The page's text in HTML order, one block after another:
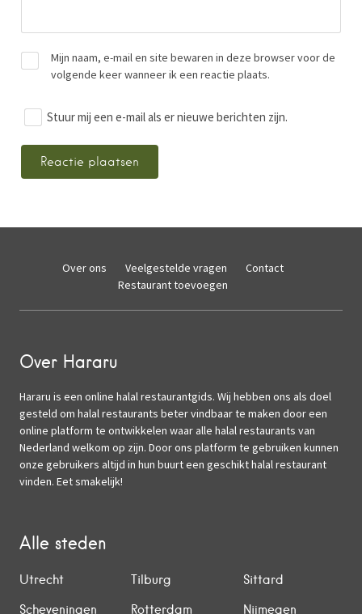
Mijn naam, e-mail en site bewaren in deze browser voor de
volgende keer wanneer ik een reactie plaats.
Stuur mij een e-mail als er nieuwe berichten zijn.
Over ons Veelgestelde vragen
Contact
Restaurant toevoegen
Over Hararu
Hararu is een online halal restaurantgids. Wij hebben ons als doel
gesteld om halal restaurants beter vindbaar te maken door een
online platform te ontwikkelen waar alle halal restaurants van
Nederland welkom op zijn. Door ons platform te gebruiken kunnen
onze gebruikers altijd in hun buurt een geschikt halal restaurant
vinden. Eet smakelijk!
Alle steden
Utrecht Tilburg
Sittard
Scheveningen
Rotterdam Nijmegen